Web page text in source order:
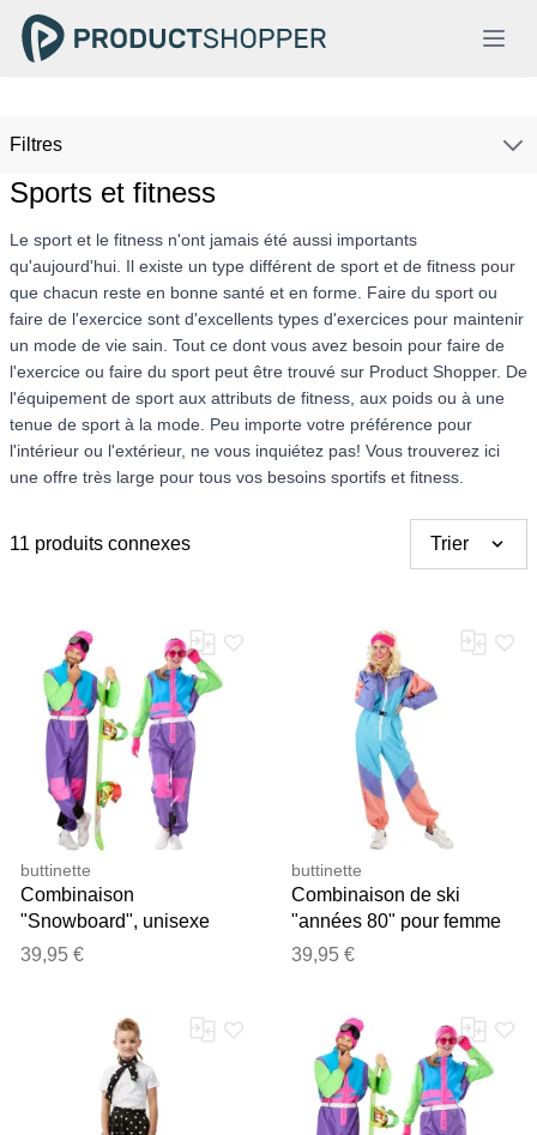
Filtres
Sports et fitness
Le sport et le fitness n'ont jamais été aussi importants
qu'aujourd'hui. Il existe un type différent de sport et de fitness pour
que chacun reste en bonne santé et en forme. Faire du sport ou
faire de l'exercice sont d'excellents types d'exercices pour maintenir
un mode de vie sain. Tout ce dont vous avez besoin pour faire de
l'exercice ou faire du sport peut être trouvé sur Product Shopper. De
l'équipement de sport aux attributs de fitness, aux poids ou à une
tenue de sport à la mode. Peu importe votre préférence pour
l'intérieur ou l'extérieur, ne vous inquiétez pas! Vous trouverez ici
une offre très large pour tous vos besoins sportifs et fitness.
11 produits connexes Trier
buttinette
Combinaison
"Snowboard", unisexe
39,95 €
buttinette
Combinaison de ski
"années 80" pour femme
39,95 €